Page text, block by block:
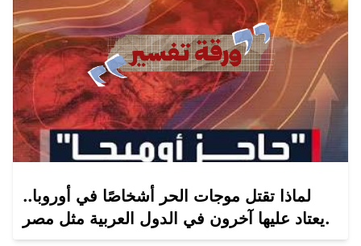
لماذا تقتل موجات الحر أشخاصًا في أوروبا..
يعتاد عليها آخرون في الدول العربية مثل مصر.